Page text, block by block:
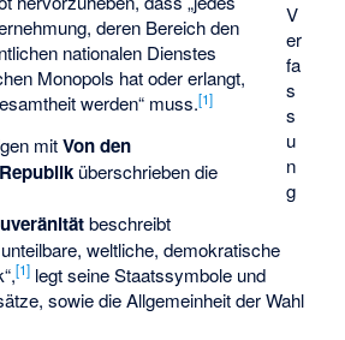
V
er
fa
s
s
u
n
g
deren Bereich den
nationalen Dienstes
Monopols hat oder erlangt,
werden“ muss.[1]
mitVon den
überschrieben die
beschreibt
weltliche, demokratische
[1] legt seine Staatssymbole und
sowie die Allgemeinheit der Wahl